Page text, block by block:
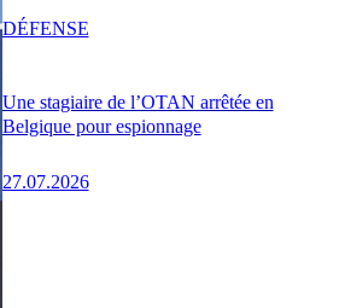
Une stagiaire de l’OTAN arrêtée en
Belgique pour espionnage
27.07.2026
DÉFENSE